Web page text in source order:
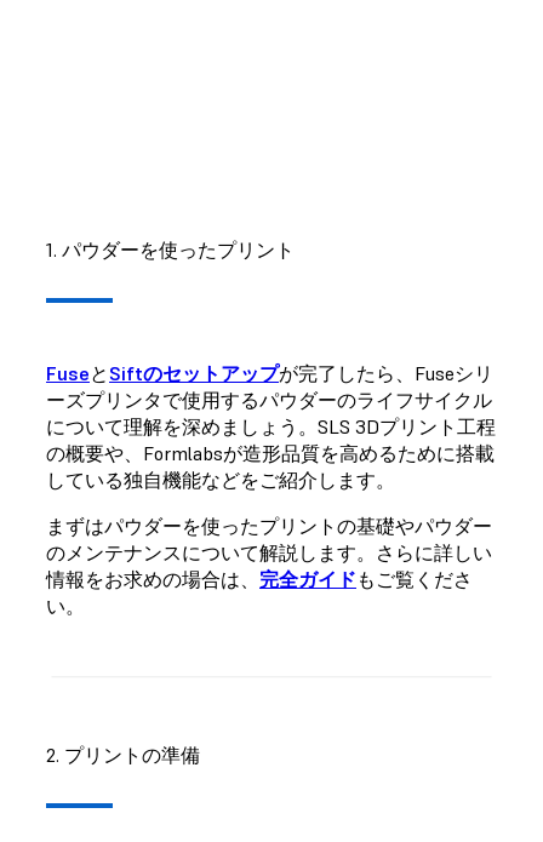
1. パウダーを使ったプリント
Fuseと Siftのセットアップが完了したら、Fuseシリ
ーズプリンタで使用するパウダーのライフサイクル
について理解を深めましょう。SLS 3Dプリント工程
の概要や、Formlabsが造形品質を高めるために搭載
している独自機能などをご紹介します。
まずはパウダーを使ったプリントの基礎やパウダー
のメンテナンスについて解説します。さらに詳しい
情報をお求めの場合は、 完全ガイド もご覧くださ
い。
2. プリントの準備